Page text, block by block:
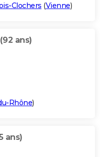
Clochers (Vienne)
(92 ans)
Rhône)
ans)